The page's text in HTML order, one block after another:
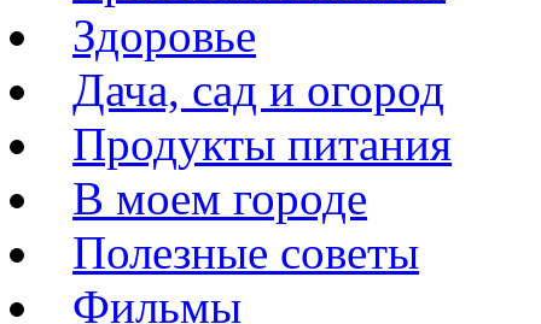
Здоровье
Дача, сад и огород
Продукты питания
В моем городе
Полезные советы
Фильмы